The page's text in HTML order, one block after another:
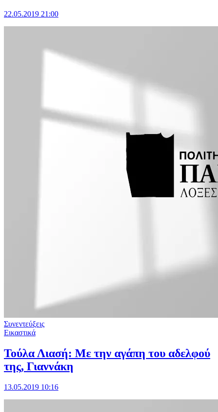
22.05.2019 21:00
Συνεντεύξεις
Εικαστικά
Τούλα Λιασή: Με την αγάπη του αδελφού
της, Γιαννάκη
13.05.2019 10:16